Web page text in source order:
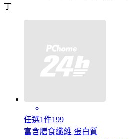
丁
任選1件199
富含膳食纖維 蛋白質